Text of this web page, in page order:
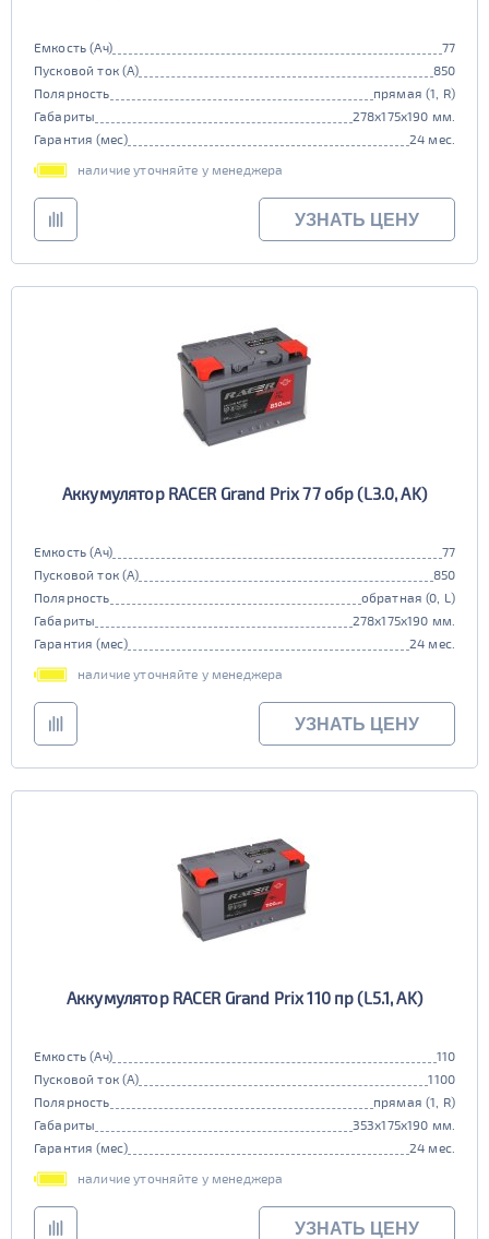
Емкость (Ач)
77
Пусковой ток (А)
850
Полярность
прямая (1, R)
Габариты
278x175x190 мм.
Гарантия (мес)
24 мес.
наличие уточняйте у менеджера
УЗНАТЬ ЦЕНУ
Аккумулятор RACER Grand Prix 77 обр (L3.0, AK)
Емкость (Ач)
77
Пусковой ток (А)
850
Полярность
обратная (0, L)
Габариты
278x175x190 мм.
Гарантия (мес)
24 мес.
наличие уточняйте у менеджера
УЗНАТЬ ЦЕНУ
Аккумулятор RACER Grand Prix 110 пр (L5.1, AK)
Емкость (Ач)
110
Пусковой ток (А)
1100
Полярность
прямая (1, R)
Габариты
353x175x190 мм.
Гарантия (мес)
24 мес.
наличие уточняйте у менеджера
УЗНАТЬ ЦЕНУ